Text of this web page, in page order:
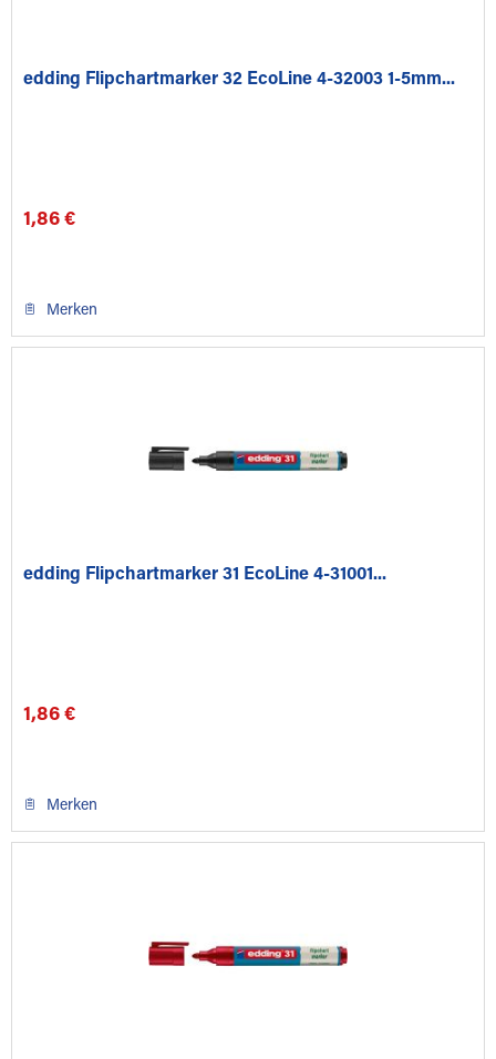
edding Flipchartmarker 32 EcoLine 4-32003 1-5mm...
1,86 €
Merken
edding Flipchartmarker 31 EcoLine 4-31001...
1,86 €
Merken